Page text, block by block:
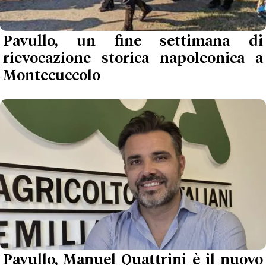
Pavullo, un fine settimana di
rievocazione storica napoleonica a
Montecuccolo
Pavullo, Manuel Quattrini è il nuovo